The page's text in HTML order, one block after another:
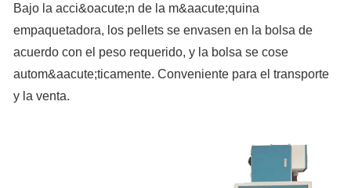
Bajo la acci&oacute;n de la m&aacute;quina
empaquetadora, los pellets se envasen en la bolsa de
acuerdo con el peso requerido, y la bolsa se cose
autom&aacute;ticamente. Conveniente para el transporte
y la venta.